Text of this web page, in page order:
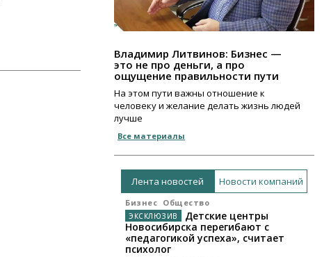
Владимир Литвинов: Бизнес —
это не про деньги, а про
ощущение правильности пути
На этом пути важны отношение к
человеку и желание делать жизнь людей
лучше
Все материалы
Лента новостей Новости компаний
Бизнес Общество
Детские центры
Новосибирска перегибают с
«педагогикой успеха», считает
психолог